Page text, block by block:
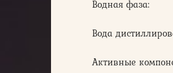
Водная фаза:
Вода
Активные